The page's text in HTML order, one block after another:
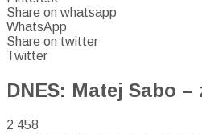
Share on whatsapp
WhatsApp
Share on twitter
Twitter
DNES: Matej Sabo
2 458